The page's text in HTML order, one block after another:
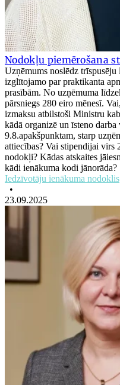
Nodokļu piemērošana
Uzņēmums noslēdz
izglītojamo par praktikanta
prasībām. No uzņēmuma
pārsniegs 280 eiro mēnesī.
izmaksu atbilstoši Ministru
kādā organizē un īsteno darba
9.8.apakšpunktam, starp
attiecības? Vai stipendijai virs
nodokļi? Kādas atskaites
kādi ienākuma kodi jānorāda?
Iedzīvotāju ienākuma nodoklis
•
23.09.2025